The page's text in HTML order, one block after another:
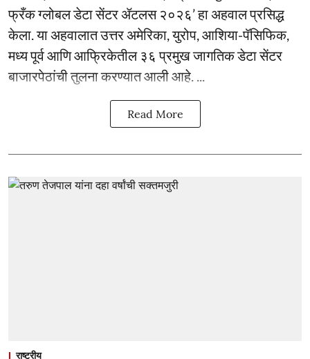
फ्रँक ग्लोबल डेटा सेंटर ॲटलस २०२६’ हा अहवाल प्रसिद्ध
केला. या अहवालात उत्तर अमेरिका, युरोप, आशिया-पॅसिफिक,
मध्य पूर्व आणि आफ्रिकेतील ३६ प्रमुख जागतिक डेटा सेंटर
बाजारपेठांची तुलना करण्यात आली आहे. ...
Read More
राष्ट्रीय